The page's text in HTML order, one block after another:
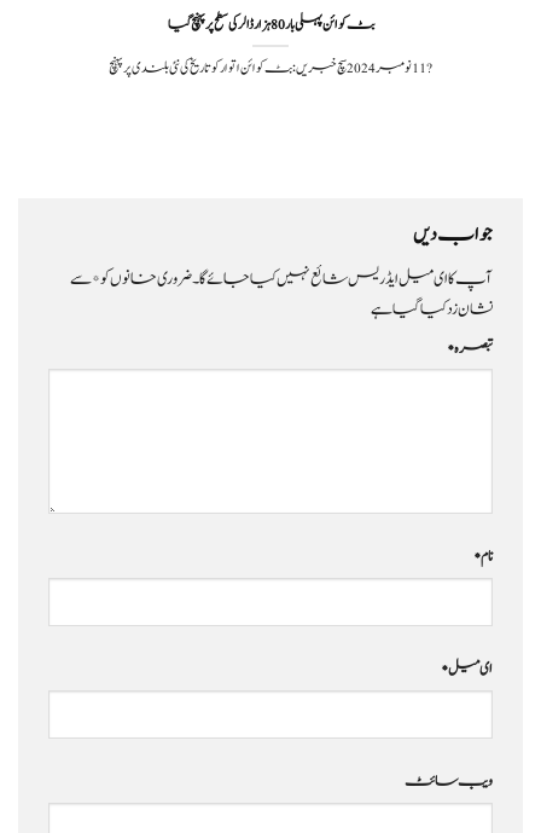
بٹ کوائن پہلی بار 80 ہزار ڈالر کی سطح پر پہنچ گیا
?️ 11 نومبر 2024سچ خبریں: بٹ کوائن اتوار کو تاریخ کی نئی بلندی پر پہنچ
جواب دیں
آپ کا ای میل ایڈریس شائع نہیں کیا جائے گا۔ضروری خانوں کو*سے
نشان زد کیا گیا ہے
تبصرہ*
نام*
ای میل*
ویب‌ سائٹ